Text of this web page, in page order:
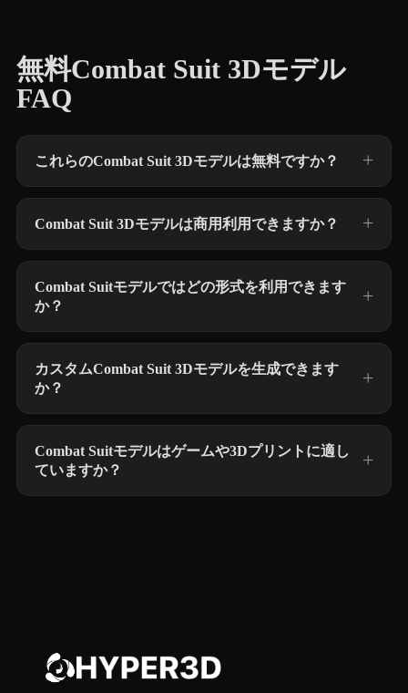
無料Combat Suit 3Dモデル
FAQ
これらのCombat Suit 3Dモデルは無料ですか？
Combat Suit 3Dモデルは商用利用できますか？
Combat Suitモデルではどの形式を利用できます
か？
カスタムCombat Suit 3Dモデルを生成できます
か？
Combat Suitモデルはゲームや3Dプリントに適し
ていますか？